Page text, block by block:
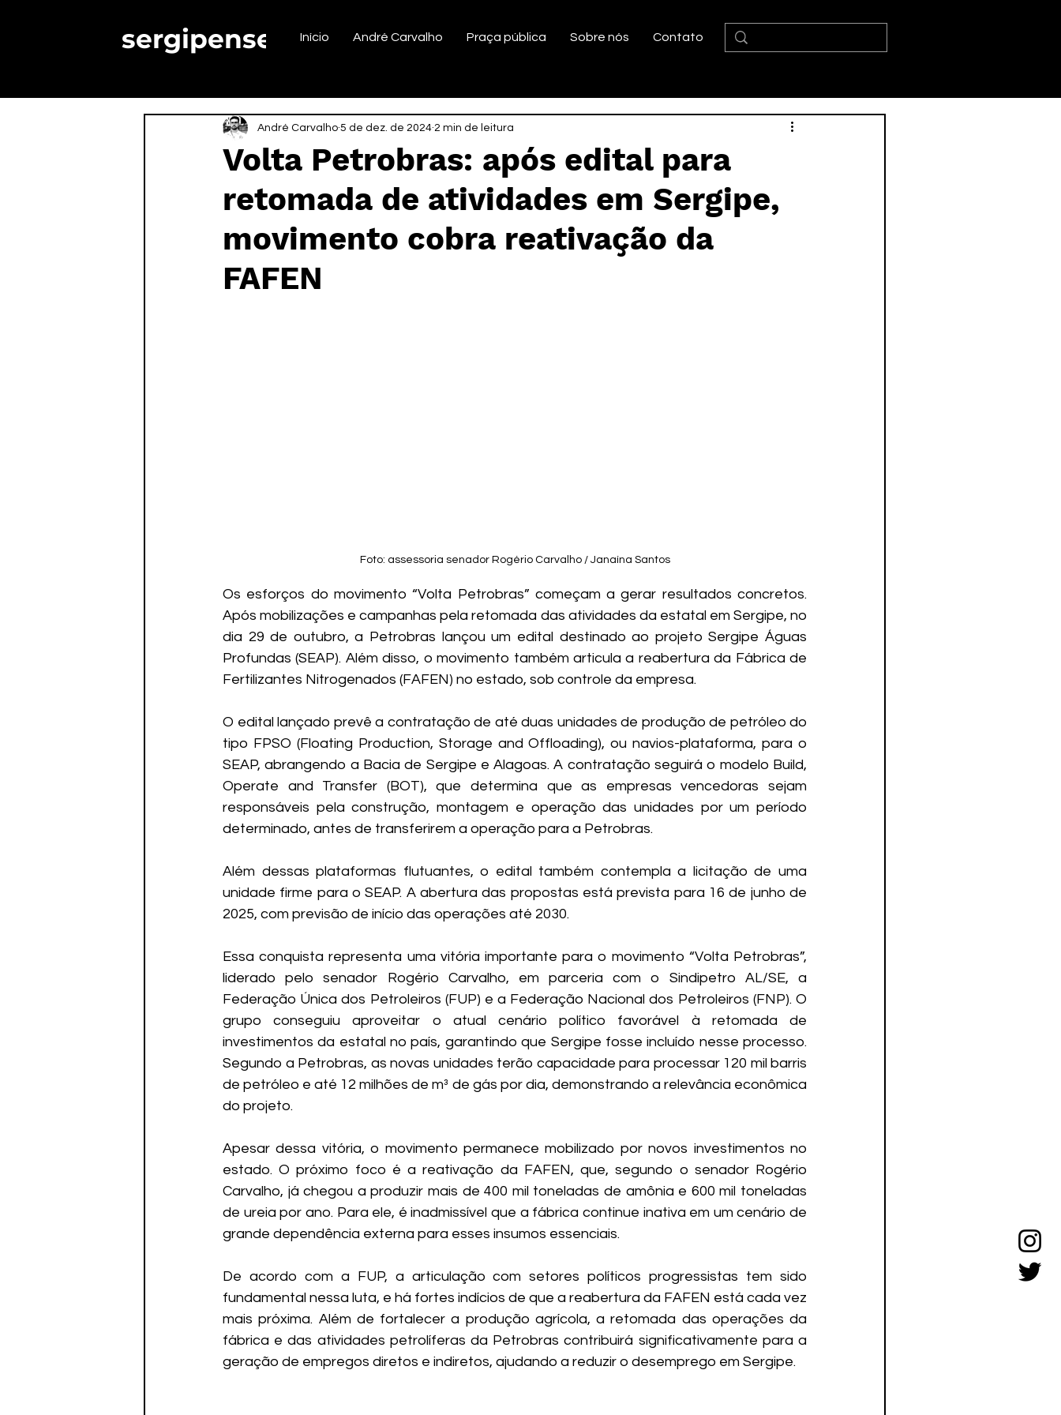
sergipense. Início André Carvalho Praça pública Sobre nós Contato
Volta Petrobras: após edital para
retomada de atividades em Sergipe,
movimento cobra reativação da
FAFEN
André Carvalho 5 de dez. de 2024 2 min de leitura
Foto: assessoria senador Rogério Carvalho / Janaína Santos
Os esforços do movimento “Volta Petrobras” começam a gerar resultados concretos.
Após mobilizações e campanhas pela retomada das atividades da estatal em Sergipe, no
dia 29 de outubro, a Petrobras lançou um edital destinado ao projeto Sergipe Águas
Profundas (SEAP). Além disso, o movimento também articula a reabertura da Fábrica de
Fertilizantes Nitrogenados (FAFEN) no estado, sob controle da empresa.
O edital lançado prevê a contratação de até duas unidades de produção de petróleo do
tipo FPSO (Floating Production, Storage and Offloading), ou navios-plataforma, para o
SEAP, abrangendo a Bacia de Sergipe e Alagoas. A contratação seguirá o modelo Build,
Operate and Transfer (BOT), que determina que as empresas vencedoras sejam
responsáveis pela construção, montagem e operação das unidades por um período
determinado, antes de transferirem a operação para a Petrobras.
Além dessas plataformas flutuantes, o edital também contempla a licitação de uma
unidade firme para o SEAP. A abertura das propostas está prevista para 16 de junho de
2025, com previsão de início das operações até 2030.
Essa conquista representa uma vitória importante para o movimento “Volta Petrobras”,
liderado pelo senador Rogério Carvalho, em parceria com o Sindipetro AL/SE, a
Federação Única dos Petroleiros (FUP) e a Federação Nacional dos Petroleiros (FNP). O
grupo conseguiu aproveitar o atual cenário político favorável à retomada de
investimentos da estatal no país, garantindo que Sergipe fosse incluído nesse processo.
Segundo a Petrobras, as novas unidades terão capacidade para processar 120 mil barris
de petróleo e até 12 milhões de m³ de gás por dia, demonstrando a relevância econômica
do projeto.
Apesar dessa vitória, o movimento permanece mobilizado por novos investimentos no
estado. O próximo foco é a reativação da FAFEN, que, segundo o senador Rogério
Carvalho, já chegou a produzir mais de 400 mil toneladas de amônia e 600 mil toneladas
de ureia por ano. Para ele, é inadmissível que a fábrica continue inativa em um cenário de
grande dependência externa para esses insumos essenciais.
De acordo com a FUP, a articulação com setores políticos progressistas tem sido
fundamental nessa luta, e há fortes indícios de que a reabertura da FAFEN está cada vez
mais próxima. Além de fortalecer a produção agrícola, a retomada das operações da
fábrica e das atividades petrolíferas da Petrobras contribuirá significativamente para a
geração de empregos diretos e indiretos, ajudando a reduzir o desemprego em Sergipe.